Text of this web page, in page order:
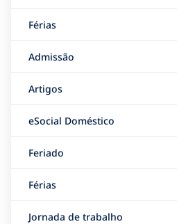
Férias
Admissão
Artigos
eSocial Doméstico
Feriado
Férias
Jornada de trabalho